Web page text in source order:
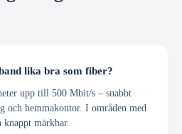
lika bra som fiber?
upp till 500 Mbit/s – snabbt
och hemmakontor. I områden med
knappt märkbar.